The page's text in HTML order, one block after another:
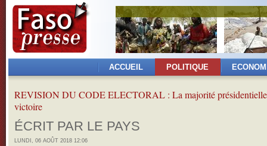
ACCUEIL POLITIQUE
REVISION DU CODE ELECTORAL : La majorité
victoire
ÉCRIT PAR LE PAYS
LUNDI, 06 AOÛT 2018 12:06